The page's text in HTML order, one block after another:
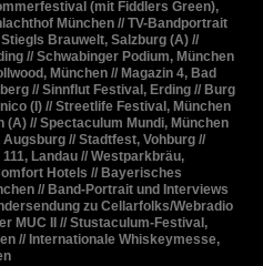
(mit Fiddlers Green),
München // TV-Bandportrait
Brauwelt, Salzburg (A) //
// Schwabinger Podium, München
München // Magazin 4, Bad
// Sinnflut Festival, Erding // Burg
(I) // Streetlife Festival, München
// Spectaculum Mundi, München
// Stadtfest, Vohburg //
Landau // Westparkbräu,
Hotels // Bayerisches
// Band-Portrait und Interviews
zu Cellarfolks/Webradio
MUC II // Stustaculum-Festival,
// Internationale Whiskeymesse,